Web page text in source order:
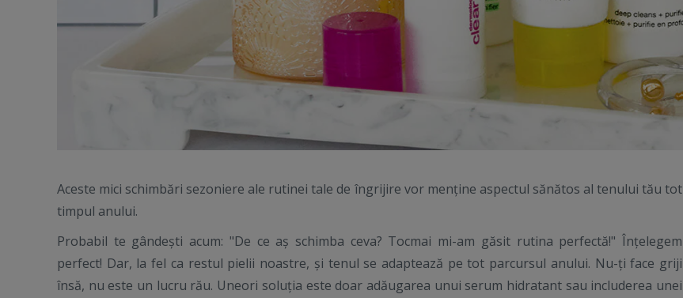
Aceste mici schimbări sezoniere ale rutinei tale de îngrijire vor menține aspectul sănătos al tenului tău tot
timpul anului.
Probabil te gândești acum: "De ce aș schimba ceva? Tocmai mi-am găsit rutina perfectă!" Înțelegem
perfect! Dar, la fel ca restul pielii noastre, și tenul se adaptează pe tot parcursul anului. Nu-ți face griji
însă, nu este un lucru rău. Uneori soluția este doar adăugarea unui serum hidratant sau includerea unei